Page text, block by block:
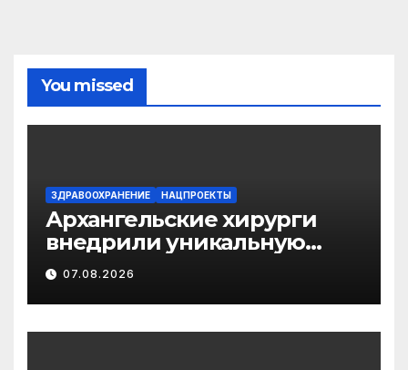
You missed
ЗДРАВООХРАНЕНИЕ НАЦПРОЕКТЫ
Архангельские хирурги
внедрили уникальную
методику
малотравматичного
лечения патологии
диафрагмы
07.08.2026